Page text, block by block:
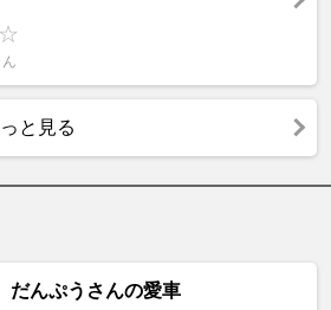
と見る
だんぷうさんの愛車